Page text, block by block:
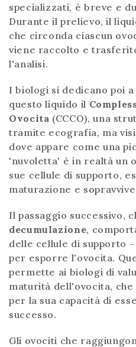
specializzati, è breve e
Durante il prelievo, il
che circonda ciascun
viene raccolto e
l'analisi.
I biologi si dedicano poi
questo liquido il
Ovocita (CCCO), una
tramite ecografia, ma
dove appare come una
'nuvoletta' è in realtà un
sue cellule di supporto,
maturazione e
Il passaggio successivo,
decumulazione,
delle cellule di supporto
per esporre l'ovocita.
permette ai biologi di
maturità dell'ovocita,
per la sua capacità di
successo.
Gli ovociti che